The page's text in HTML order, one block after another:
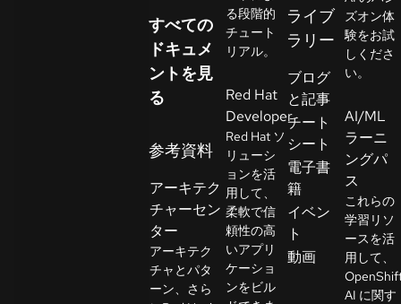
始
お
問
合
わ
言
語
の
選
択
すべての
ドキュメ
ントを見
る
参考資料
アーキテク
チャーセン
ター
アーキテク
チャとパタ
ーン、さら
る段階的
チュート
リアル。
Red Hat
Developer
Red Hat ソ
リューシ
ョンを活
用して、
柔軟で信
頼性の高
いアプリ
ケーショ
ンをビル
ライブ
ラリー
ブログ
と記事
チート
シート
電子書
籍
イベン
ト
動画
ズオン体
験をお試
しくださ
い。
AI/ML
ラーニ
ングパ
ス
これらの
学習リソ
ースを活
用して、
AI に関す